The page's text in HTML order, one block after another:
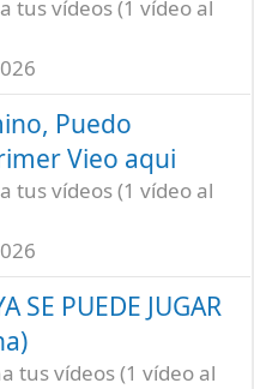
tus vídeos (1 vídeo al
Puedo
Vieo aqui
tus vídeos (1 vídeo al
SE PUEDE JUGAR
tus vídeos (1 vídeo al